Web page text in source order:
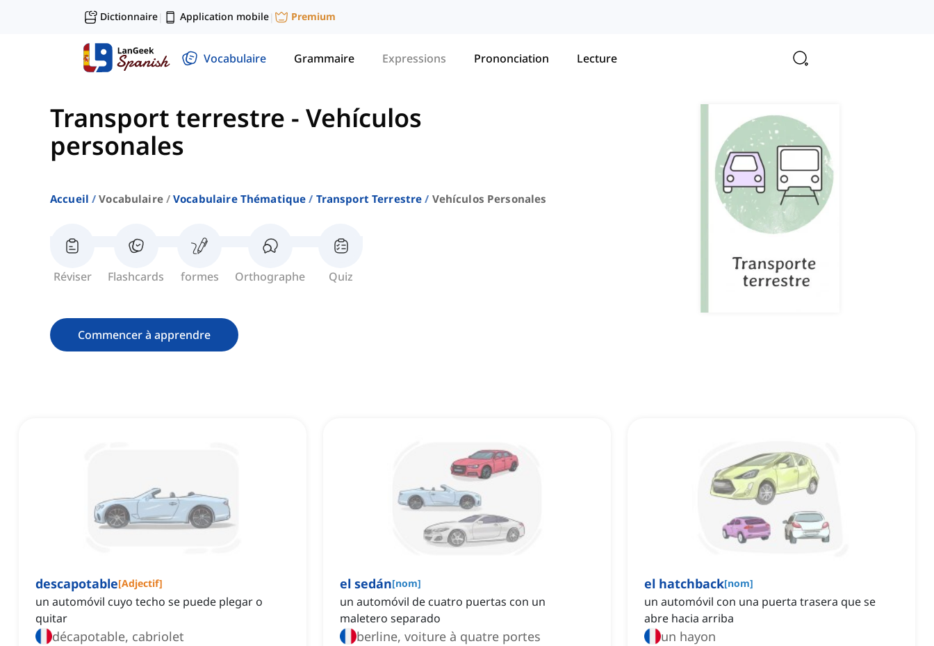
Dictionnaire| Application mobile| Premium
Vocabulaire Grammaire Expressions Prononciation Lecture
Transport terrestre - Vehículos
personales
Accueil Vocabulaire Vocabulaire Thématique Transport Terrestre Vehículos Personales
Réviser Flashcards formes Orthographe Quiz
Commencer à apprendre
descapotable[Adjectif]
un automóvil cuyo techo se puede plegar o
quitar
décapotable, cabriolet
el sedán[nom]
un automóvil de cuatro puertas con un
maletero separado
berline, voiture à quatre portes
el hatchback[nom]
un automóvil con una puerta trasera que se
abre hacia arriba
un hayon